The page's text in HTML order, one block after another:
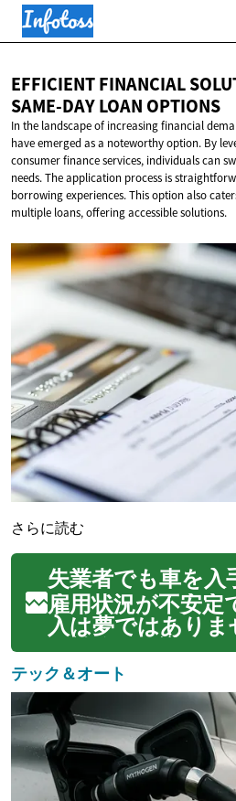
EFFICIENT FINANCIAL
SAME-DAYLOAN OPTIONS
In the landscape of increasing financial
have emerged as a noteworthy option. By
consumer finance services, individuals can
needs. The application process is
borrowing experiences. This option also
multiple loans, offering accessible solutions.
さらに読む
雇用状況が不安定
入は夢ではありま
な戦略と知識があ
でも自動車を手に
ができます。本記
者が車を購入する
イント、利用可能
ョン、そして支援
について詳しく解
テック＆オート